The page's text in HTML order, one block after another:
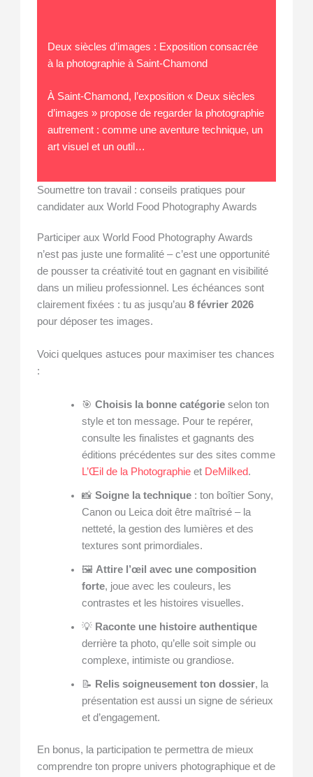
Deux siècles d’images : Exposition consacrée
à la photographie à Saint-Chamond
À Saint-Chamond, l’exposition « Deux siècles
d’images » propose de regarder la photographie
autrement : comme une aventure technique, un
art visuel et un outil…
Soumettre ton travail : conseils pratiques pour
candidater aux World Food Photography Awards
Participer aux World Food Photography Awards
n’est pas juste une formalité – c’est une opportunité
de pousser ta créativité tout en gagnant en visibilité
dans un milieu professionnel. Les échéances sont
clairement fixées : tu as jusqu’au8 février 2026
pour déposer tes images.
Voici quelques astuces pour maximiser tes chances
:
🎯 Choisis la bonne catégorieselon ton
style et ton message. Pour te repérer,
consulte les finalistes et gagnants des
éditions précédentes sur des sites comme
L’Œil de la Photographieet DeMilked.
📸 Soigne la technique: ton boîtier Sony,
Canon ou Leica doit être maîtrisé – la
netteté, la gestion des lumières et des
textures sont primordiales.
🖼️ Attire l’œil avec une composition
forte, joue avec les couleurs, les
contrastes et les histoires visuelles.
💡 Raconte une histoire authentique
derrière ta photo, qu’elle soit simple ou
complexe, intimiste ou grandiose.
📝 Relis soigneusement ton dossier, la
présentation est aussi un signe de sérieux
et d’engagement.
En bonus, la participation te permettra de mieux
comprendre ton propre univers photographique et de